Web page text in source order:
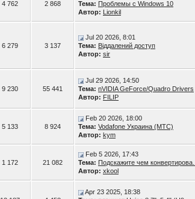
4 762 2 868
Тема: Проблемы с Windows 10
Автор:
Lionkil
6 279 3 137
Jul 20 2026, 8:01
Тема: Віддалений доступ
Автор: sir
9 230 55 441
Jul 29 2026, 14:50
Тема: nVIDIA GeForce/Quadro Drivers
Автор: FILIP
5 133 8 924
Feb 20 2026, 18:00
Тема: Vodafone Украина (МТС)
Автор: kym
1 172 21 082
Feb 5 2026, 17:43
Тема: Подскажите чем конвертирова...
Автор: xkool
Apr 23 2025, 18:38